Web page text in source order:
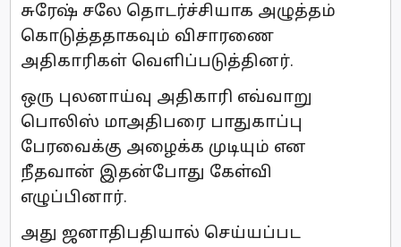
சுரேஷ் சலே தொடர்ச்சியாக அழுத்தம்
கொடுத்ததாகவும் விசாரணை
அதிகாரிகள் வெளிப்படுத்தினர்.
ஒரு புலனாய்வு அதிகாரி எவ்வாறு
பொலிஸ் மாஅதிபரை பாதுகாப்பு
பேரவைக்கு அழைக்க முடியும் என
நீதவான் இதன்போது கேள்வி
எழுப்பினார்.
அது ஜனாதிபதியால் செய்யப்பட